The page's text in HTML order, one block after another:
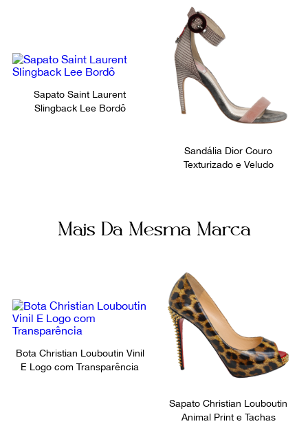
Ocasião
Sapato Saint Laurent
Slingback Lee Bordô
Sandália Dior Couro
Texturizado e Veludo
Mais Da Mesma Marca
Bota Christian Louboutin Vinil
E Logo com Transparência
Sapato Christian Louboutin
Animal Print e Tachas